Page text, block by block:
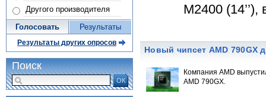
M2400
Новый чипсет AMD 790GX
Компания AMD
AMD 790GX.
Другого производителя
Голосовать Результаты
Результаты других опросов
Поиск
ОК